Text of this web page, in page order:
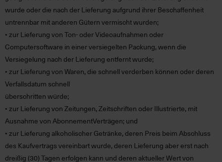
wurde oder die nach der Lieferung aufgrund ihrer Beschaffenheit
untrennbar mit anderen Gütern vermischt wurden;
• zur Lieferung von Ton- oder Videoaufnahmen oder
Computersoftware in einer versiegelten Packung, wenn die
Versiegelung nach der Lieferung entfernt wurde;
• zur Lieferung von Waren, die schnell verderben können oder deren
Verfallsdatum schnell
überschritten würde;
• zur Lieferung von Zeitungen, Zeitschriften oder Illustrierte, mit
Ausnahme von AbonnementVerträgen; und
• zur Lieferung alkoholischer Getränke, deren Preis beim Abschluss
des Kaufvertrags vereinbart wurde, deren Lieferung aber erst nach
dreißig (30) Tagen erfolgen kann und deren aktueller Wert von